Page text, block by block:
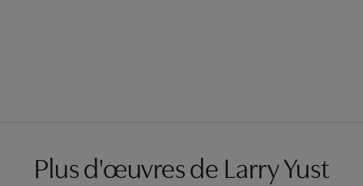
Plus d'œuvres de Larry Yust